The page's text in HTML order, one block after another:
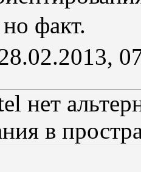
факт.
нет
в